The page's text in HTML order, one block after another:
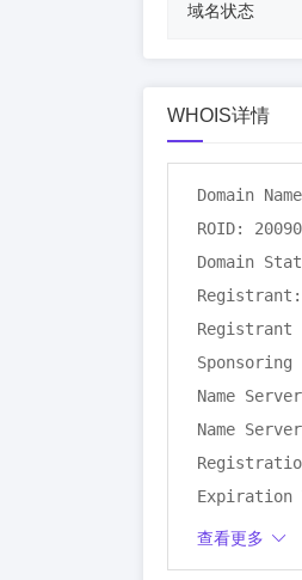
域名状态
WHOIS详情
Domain
ROID:
Domain
Registrant:
Registrant
Sponsoring
Name
Name
Expiration
DNSSEC:
查看更多